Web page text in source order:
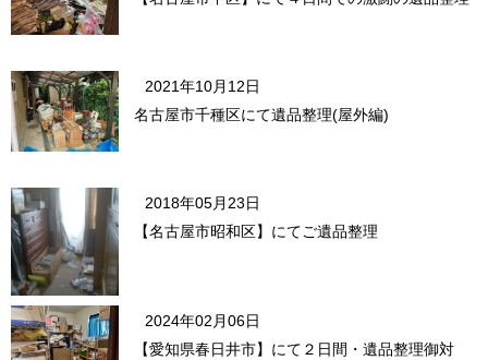
2021年10月12日
名古屋市千種区にて遺品整理(屋外編)
2018年05月23日
【名古屋市昭和区】にてご遺品整理
2024年02月06日
【愛知県春日井市】にて２日間・遺品整理御対